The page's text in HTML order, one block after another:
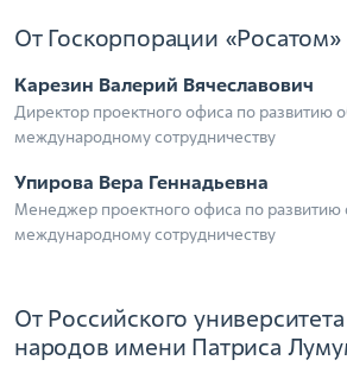
От Госкорпорации «Росатом»
Карезин Валерий Вячеславович
Директор проектного офиса по развитию
международному сотрудничеству
Упирова Вера Геннадьевна
Менеджер проектного офиса по развитию
международному сотрудничеству
От Российского
народов имени Патриса